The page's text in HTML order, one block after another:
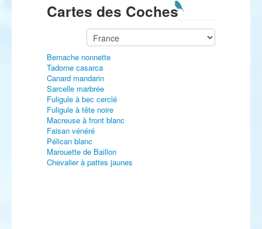
Cartes des Coches
Bernache nonnette
Tadorne casarca
Canard mandarin
Sarcelle marbrée
Fuligule à bec cerclé
Fuligule à tête noire
Macreuse à front blanc
Faisan vénéré
Pélican blanc
Marouette de Baillon
Chevalier à pattes jaunes